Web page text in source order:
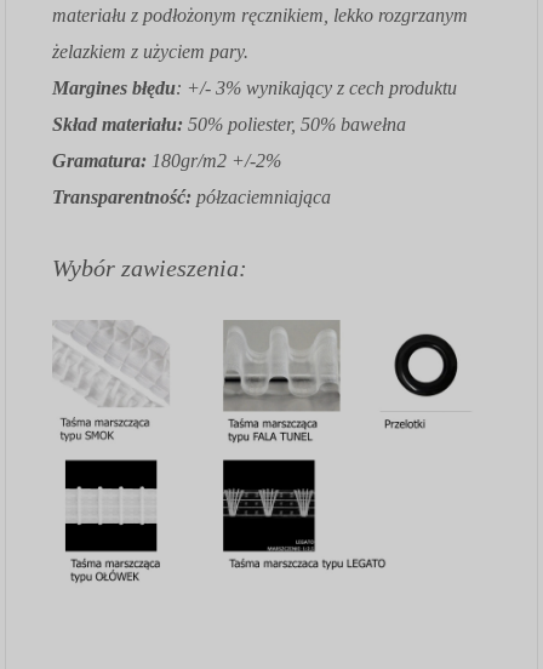
materiału z podłożonym ręcznikiem, lekko rozgrzanym
żelazkiem z użyciem pary.
Margines błędu: +/- 3% wynikający z cech produktu
Skład materiału:50% poliester, 50% bawełna
Gramatura: 180gr/m2 +/-2%
Transparentność: półzaciemniająca
Wybór zawieszenia: